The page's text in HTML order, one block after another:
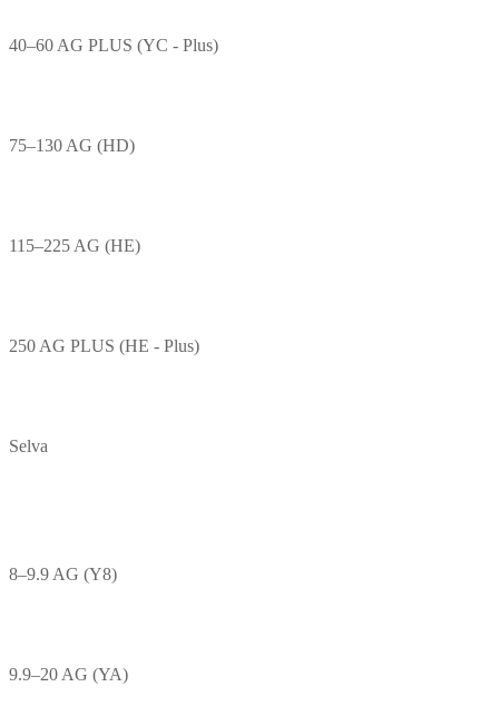
40–60 AG PLUS (YC - Plus)
75–130 AG (HD)
115–225 AG (HE)
250 AG PLUS (HE - Plus)
Selva
8–9.9 AG (Y8)
9.9–20 AG (YA)